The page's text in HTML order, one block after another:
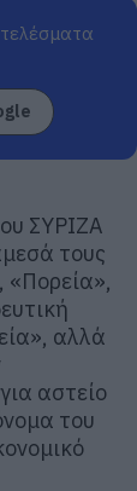
ΣΥΡΙΖΑ
τους
«Πορεία»,
αλλά
αστείο
του